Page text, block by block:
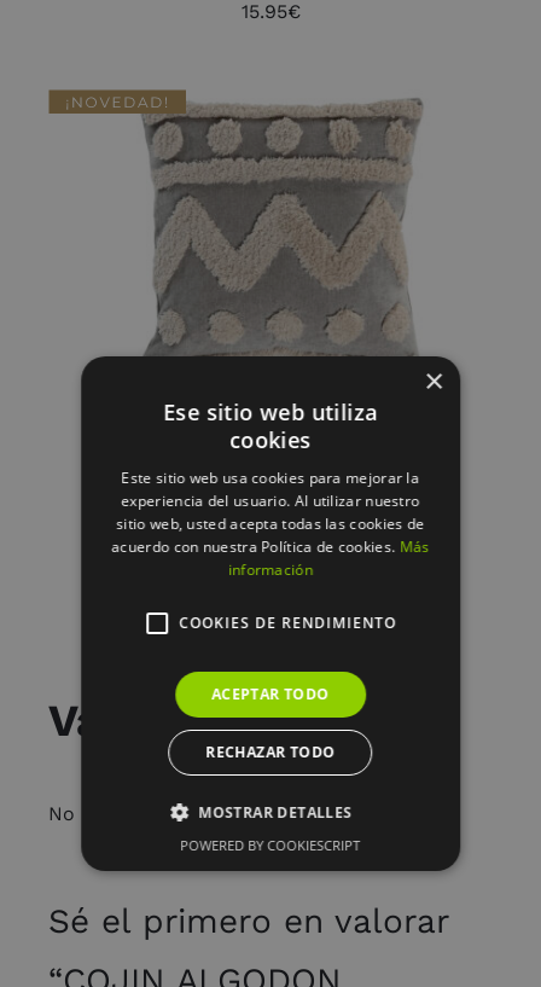
15.95€
AÑADIR AL CARRITO
/
DETALLES
COJIN POLIESTER 45X8X45 420
GRS APLICACIONES
23.95€
Valoraciones
No hay valoraciones aún.
Sé el primero en valorar
×
Ese sitio web utiliza
cookies
Este sitio web usa cookies para mejorar la
experiencia del usuario. Al utilizar nuestro
sitio web, usted acepta todas las cookies de
acuerdo con nuestra Política de cookies. Más
información
COOKIES DE RENDIMIENTO
ACEPTAR TODO
RECHAZAR TODO
MOSTRAR DETALLES
POWERED BY COOKIESCRIPT